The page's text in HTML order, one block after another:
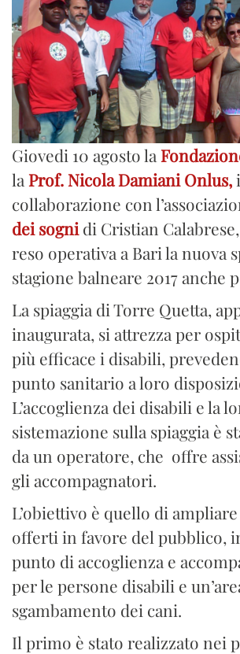
Giovedi 10 agosto la
la Prof. Nicola Damiani Onlus,
collaborazione con
dei sognidi Cristian Calabrese,
reso operativa a Bari la nuova
stagione balneare 2017 anche
La spiaggia di Torre Quetta,
inaugurata, si attrezza per
più efficace i disabili,
punto sanitario a loro
L’accoglienza dei disabili e la
sistemazione sulla spiaggia è
da un operatore, che offre
gli accompagnatori.
L’obiettivo è quello di
offerti in favore del pubblico,
punto di accoglienza e
per le persone disabili e
sgambamento dei cani.
Il primo è stato realizzato nei